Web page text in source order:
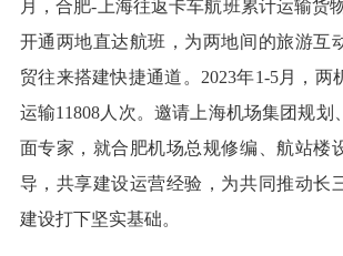
月，合肥-上海往返卡车航班累计运输货
开通两地直达航班，为两地间的旅游互
贸往来搭建快捷通道。2023年1-5月，两
运输11808人次。邀请上海机场集团规划
面专家，就合肥机场总规修编、航站楼
导，共享建设运营经验，为共同推动长
建设打下坚实基础。